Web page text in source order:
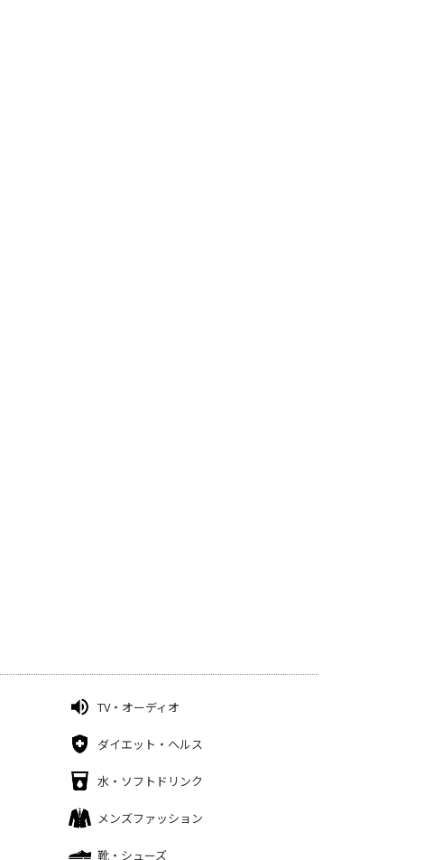
TV・オーディオ
ダイエット・ヘルス
水・ソフトドリンク
メンズファッション
靴・シューズ